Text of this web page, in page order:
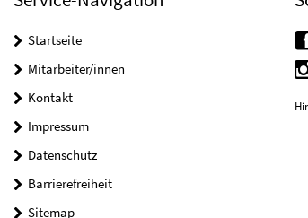
Startseite
Mitarbeiter/innen
Kontakt
Impressum
Datenschutz
Barrierefreiheit
Sitemap